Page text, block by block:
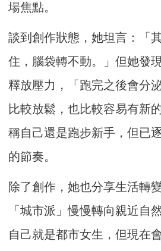
場焦點。
談到創作狀態，她坦言：「
住，腦袋轉不動。」但她發
釋放壓力，「跑完之後會分
比較放鬆，也比較容易有新
稱自己還是跑步新手，但已
的節奏。
除了創作，她也分享生活轉
「城市派」慢慢轉向親近自
自己就是都市女生，但現在